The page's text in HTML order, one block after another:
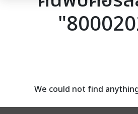
โปรโมชั่น
assignment ลงทะเบียน
We could not find